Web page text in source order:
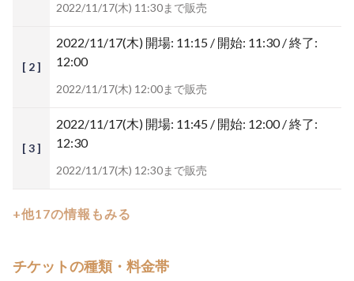
2022/11/17(木) 11:30まで販売
[ 2 ]
2022/11/17(木) 開場: 11:15 / 開始: 11:30 / 終了:
12:00
2022/11/17(木) 12:00まで販売
[ 3 ]
2022/11/17(木) 開場: 11:45 / 開始: 12:00 / 終了:
12:30
2022/11/17(木) 12:30まで販売
+他17の情報もみる
チケットの種類・料金帯